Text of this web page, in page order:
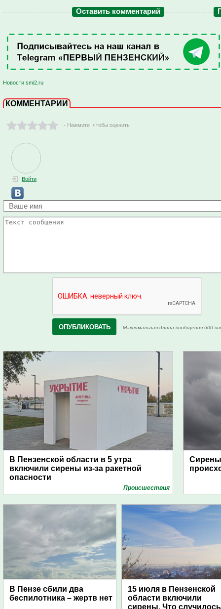
Оставить комментарий
Новости smi2.ru
КОММЕНТАРИИ
- Нажмите ,чтобы оценить
Войти
Максимальная длина сообщения 600
В Пензенской области в 5 утра
включили сирены из-за ракетной
опасности
Проиcшествия
Сирены
В Пензе сбили два
беспилотника – жертв нет
15 июля в Пензенской
области включили
сирены. Что